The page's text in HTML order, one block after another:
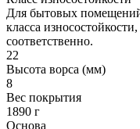
Для бытовых
класса
соответственно.
22
Высота ворса (мм)
8
Вес покрытия
1890 г
Основа